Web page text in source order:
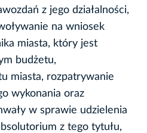
z jego działalności,
na wniosek
miasta, który jest
budżetu,
miasta, rozpatrywanie
wykonania oraz
w sprawie udzielenia
z tego tytułu,